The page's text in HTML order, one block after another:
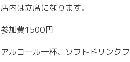
店内は立席になります。
参加費1500円
アルコール一杯、ソフトドリンク